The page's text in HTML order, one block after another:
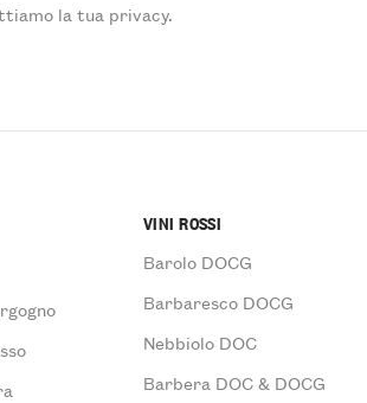
la tua privacy.
VINI ROSSI
Barolo DOCG
Barbaresco DOCG
Nebbiolo DOC
Barbera DOC & DOCG